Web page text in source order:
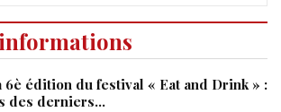
6è édition du festival « Eat and Drink » :
des derniers…